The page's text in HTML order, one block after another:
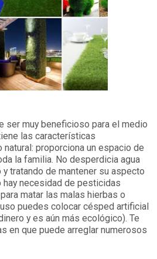
ser muy beneficioso para el medio
las características
proporciona un espacio de
la familia. No desperdicia agua
tratando de mantener su aspecto
hay necesidad de pesticidas
matar las malas hierbas o
puedes colocar césped artificial
y es aún más ecológico). Te
en que puede arreglar numerosos